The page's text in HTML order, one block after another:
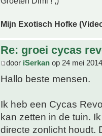
Mijn Exotisch Hofke
Re: groei cycas
door iSerkan op 24 mei
Hallo beste mensen.
Ik heb een Cycas
kan zetten in de tuin.
directe zonlicht houdt.